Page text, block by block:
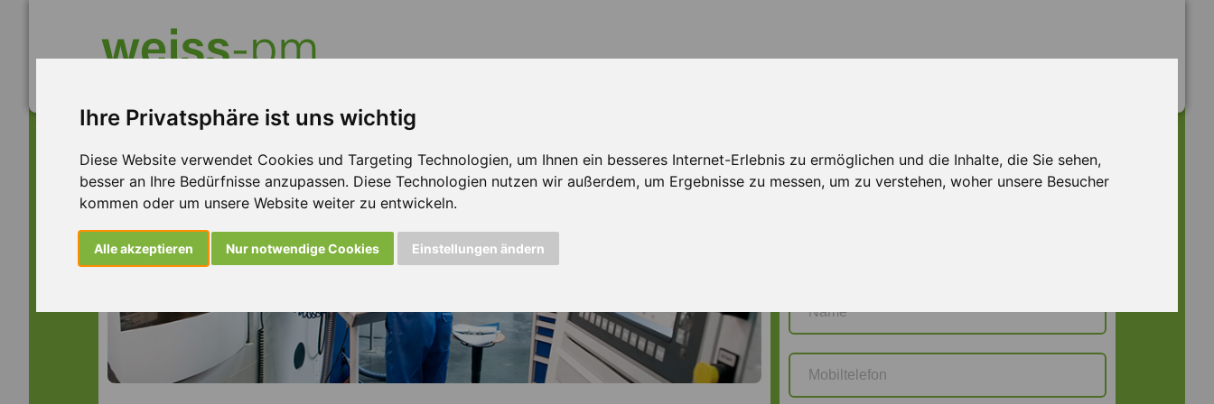
Ihre Privatsphäre ist uns wichtig
Diese Website verwendet Cookies und Targeting Technologien, um Ihnen ein besseres Internet-Erlebnis zu ermöglichen und die Inhalte, die Sie sehen,
besser an Ihre Bedürfnisse anzupassen. Diese Technologien nutzen wir außerdem, um Ergebnisse zu messen, um zu verstehen, woher unsere Besucher
kommen oder um unsere Website weiter zu entwickeln.
Alle akzeptieren Nur notwendige Cookies Einstellungen ändern
Jetzt bewerbenHU F 129602